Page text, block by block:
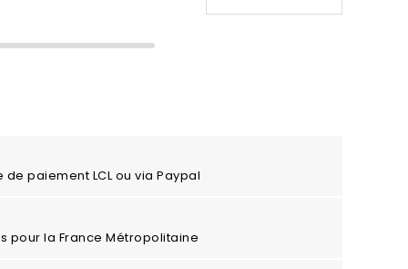
paiement LCL ou via Paypal
pour la France Métropolitaine